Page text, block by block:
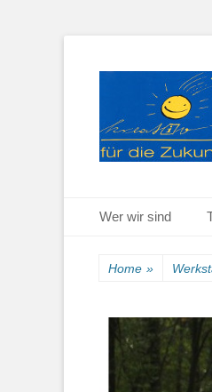
Primäres
Inhalt
Wer wir sind
Home »